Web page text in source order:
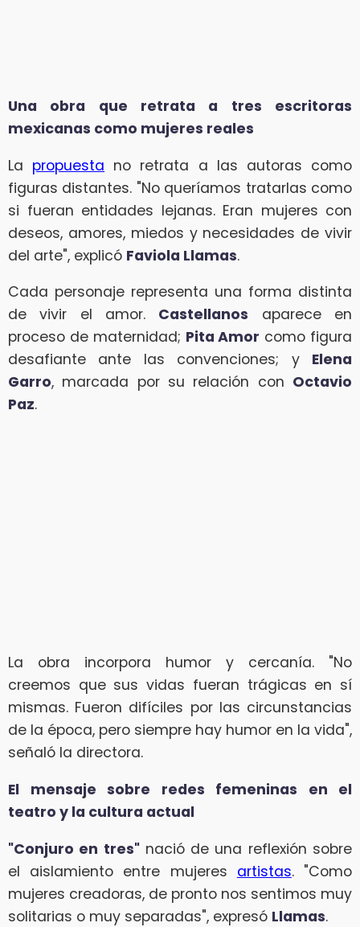
Una obra que retrata a tres escritoras
mexicanas como mujeres reales
La propuesta no retrata a las autoras como
figuras distantes. "No queríamos tratarlas como
si fueran entidades lejanas. Eran mujeres con
deseos, amores, miedos y necesidades de vivir
del arte", explicó Faviola Llamas.
Cada personaje representa una forma distinta
de vivir el amor. Castellanos aparece en
proceso de maternidad; Pita Amor como figura
desafiante ante las convenciones; y Elena
Garro, marcada por su relación con Octavio
Paz.
La obra incorpora humor y cercanía. "No
creemos que sus vidas fueran trágicas en sí
mismas. Fueron difíciles por las circunstancias
de la época, pero siempre hay humor en la vida",
señaló la directora.
El mensaje sobre redes femeninas en el
teatro y la cultura actual
"Conjuro en tres"nació de una reflexión sobre
el aislamiento entre mujeres artistas. "Como
mujeres creadoras, de pronto nos sentimos muy
solitarias o muy separadas", expresó Llamas.